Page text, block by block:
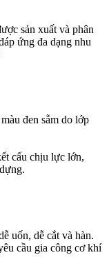
sản xuất và phân
ứng đa dạng nhu
đen sẫm do lớp
cấu chịu lực lớn,
uốn, dễ cắt và hàn.
cầu gia công cơ khí